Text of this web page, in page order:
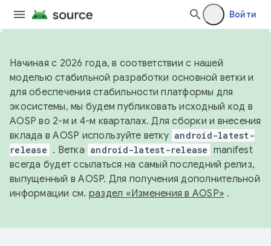
Войти
Начиная с 2026 года, в соответствии с нашей
моделью стабильной разработки основной ветки и
для обеспечения стабильности платформы для
экосистемы, мы будем публиковать исходный код в
AOSP во 2-м и 4-м кварталах. Для сборки и внесения
вклада в AOSP используйте ветку android-latest-
release . Ветка android-latest-release manifest
всегда будет ссылаться на самый последний релиз,
выпущенный в AOSP. Для получения дополнительной
информации см. раздел «Изменения в AOSP» .